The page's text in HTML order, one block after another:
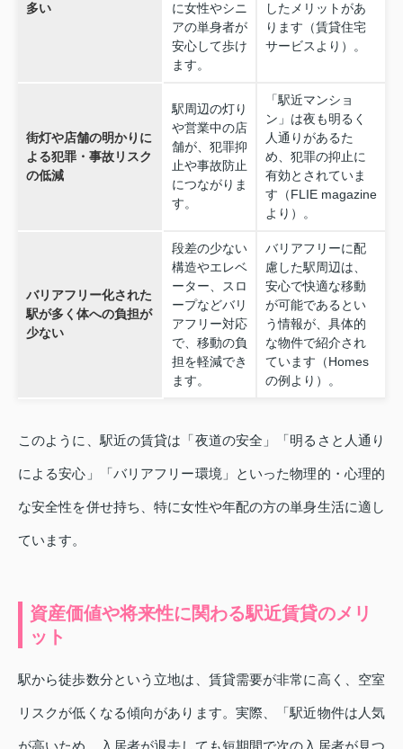
多い
に女性やシニ
アの単身者が
安心して歩け
ます。
したメリットがあ
ります（賃貸住宅
サービスより）。
街灯や店舗の明かりに
よる犯罪・事故リスク
の低減
駅周辺の灯り
や営業中の店
舗が、犯罪抑
止や事故防止
につながりま
す。
「駅近マンショ
ン」は夜も明るく
人通りがあるた
め、犯罪の抑止に
有効とされていま
す（FLIE magazine
より）。
バリアフリー化された
駅が多く体への負担が
少ない
段差の少ない
構造やエレベ
ーター、スロ
ープなどバリ
アフリー対応
で、移動の負
担を軽減でき
ます。
バリアフリーに配
慮した駅周辺は、
安心で快適な移動
が可能であるとい
う情報が、具体的
な物件で紹介され
ています（Homes
の例より）。
このように、駅近の賃貸は「夜道の安全」「明るさと人通り
による安心」「バリアフリー環境」といった物理的・心理的
な安全性を併せ持ち、特に女性や年配の方の単身生活に適し
ています。
資産価値や将来性に関わる駅近賃貸のメリ
ット
駅から徒歩数分という立地は、賃貸需要が非常に高く、空室
リスクが低くなる傾向があります。実際、「駅近物件は人気
が高いため、入居者が退去しても短期間で次の入居者が見つ